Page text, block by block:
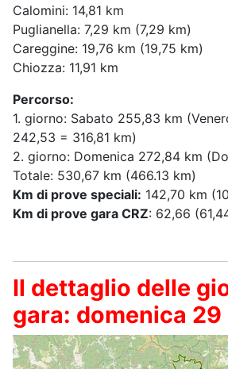
Calomini: 14,81 km
Puglianella: 7,29 km (7,29 km)
Careggine: 19,76 km (19,75 km)
Chiozza: 11,91 km
Percorso:
1. giorno: Sabato 255,83 km
242,53 = 316,81 km)
2. giorno: Domenica 272,84 km
Totale: 530,67 km (466.13 km)
Km di prove speciali: 142,70 km
Km di prove gara CRZ: 62,66
Il dettaglio delle
gara: domenica 29